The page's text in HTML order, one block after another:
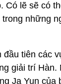
Có lẽ sẽ có
những
đầu tiên các
giải trí Hàn.
Ja Yun của